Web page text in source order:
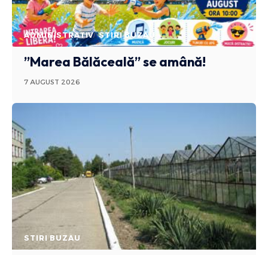
ADMINISTRATIV STIRI BUZAU
”Marea Bălăceală” se amână!
7 AUGUST 2026
STIRI BUZAU